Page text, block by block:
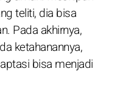
teliti, dia bisa
Pada akhirnya,
ketahanannya,
bisa menjadi